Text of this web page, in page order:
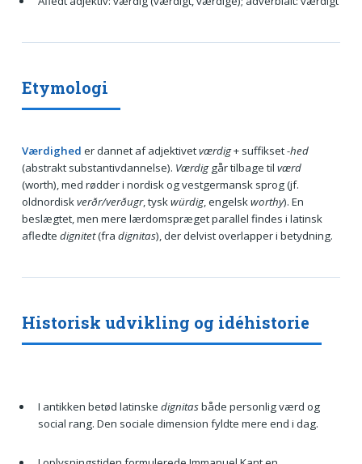
Etymologi
Værdighed er dannet af adjektivetværdig+ suffikset-hed
(abstrakt substantivdannelse). Værdiggår tilbage til værd
(worth), med rødder i nordisk og vestgermansk sprog (jf.
oldnordiskverðr/verðugr, tyskwürdig, engelskworthy). En
beslægtet, men mere lærdomspræget parallel findes i latinsk
afledte dignitet(fra dignitas), der delvist overlapper i betydning.
Historisk udvikling og idéhistorie
I antikken betød latinske dignitasbåde personlig værd og
social rang. Den sociale dimension fyldte mere end i dag.